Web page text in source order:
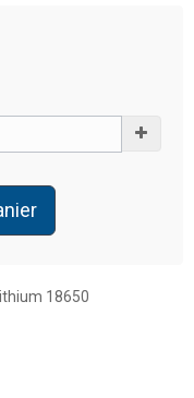
18650